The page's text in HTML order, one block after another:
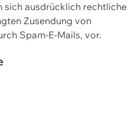
sich ausdrücklich rechtliche
Zusendung von
Spam-E-Mails, vor.